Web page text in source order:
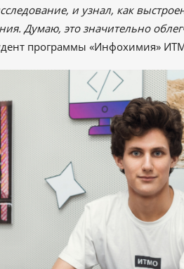
и узнал, как
Думаю, это значительно
программы «Инфохимия»